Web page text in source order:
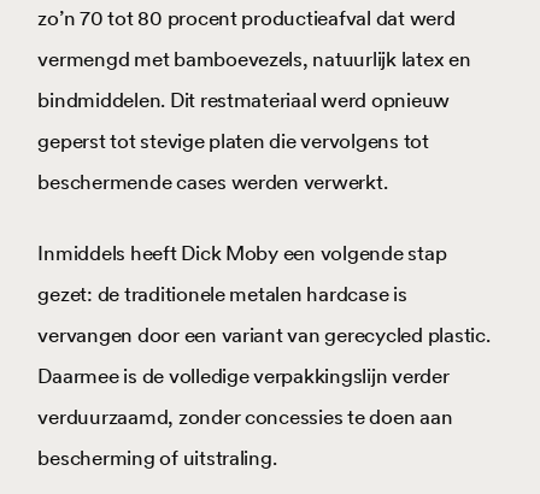
zo’n 70 tot 80 procent productieafval dat werd
vermengd met bamboevezels, natuurlijk latex en
bindmiddelen. Dit restmateriaal werd opnieuw
geperst tot stevige platen die vervolgens tot
beschermende cases werden verwerkt.
Inmiddels heeft Dick Moby een volgende stap
gezet: de traditionele metalen hardcase is
vervangen door een variant van gerecycled plastic.
Daarmee is de volledige verpakkingslijn verder
verduurzaamd, zonder concessies te doen aan
bescherming of uitstraling.